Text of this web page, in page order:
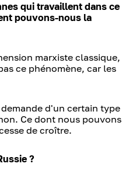
qui travaillent dans ce
pouvons-nous la
marxiste classique,
ce phénomène, car les
d'un certain type
Ce dont nous pouvons
de croître.
?